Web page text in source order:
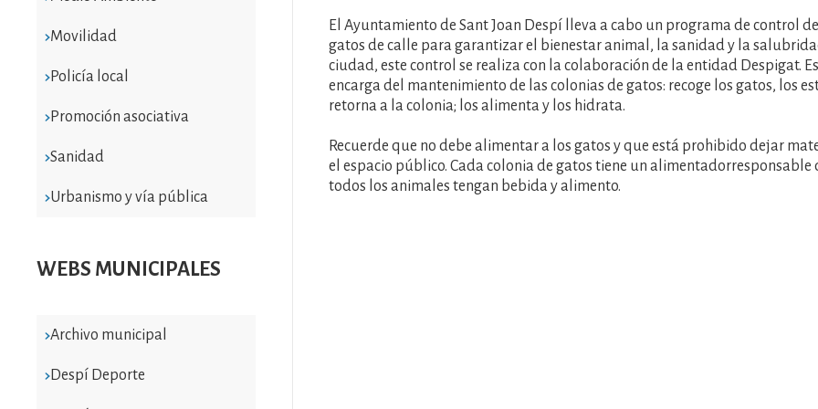
Movilidad
Policía local
Promoción asociativa
Sanidad
Urbanismo y vía pública
WEBS MUNICIPALES
Archivo municipal
Despí Deporte
El Ayuntamiento de Sant Joan Despí lleva a cabo un programa de control
gatos de calle para garantizar el bienestar animal, la sanidad y la
ciudad, este control se realiza con la colaboración de la entidad Despigat.
encarga del mantenimiento de las colonias de gatos: recoge los gatos, los
retorna a la colonia; los alimenta y los hidrata.
Recuerde que no debe alimentar a los gatos y que está prohibido dejar
el espacio público. Cada colonia de gatos tiene un
todos los animales tengan bebida y alimento.